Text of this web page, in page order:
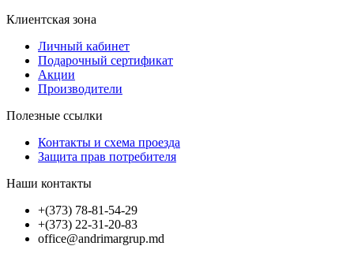
Клиентская зона
Личный кабинет
Подарочный сертификат
Акции
Производители
Полезные ссылки
Контакты и схема проезда
Защита прав потребителя
Наши контакты
+(373) 78-81-54-29
+(373) 22-31-20-83
office@andrimargrup.md